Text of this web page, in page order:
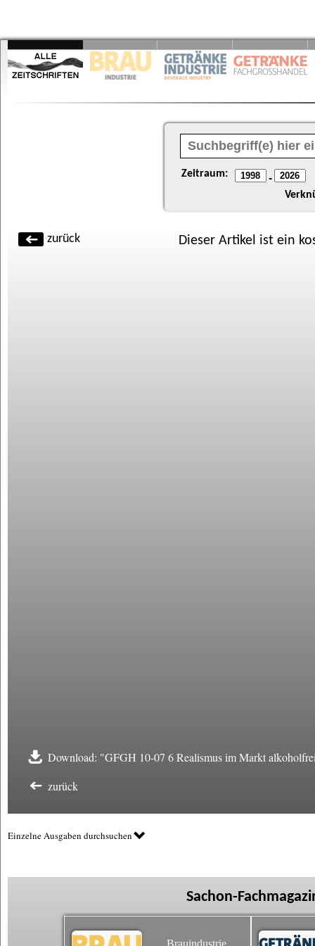
Zeitraum: -
zurück Dieser Artikel ist ein
Download: "GFGH 10-07 6 Realismus im Markt
zurück
Einzelne Ausgaben durchsuchen
Sachon-
Brauindustrie